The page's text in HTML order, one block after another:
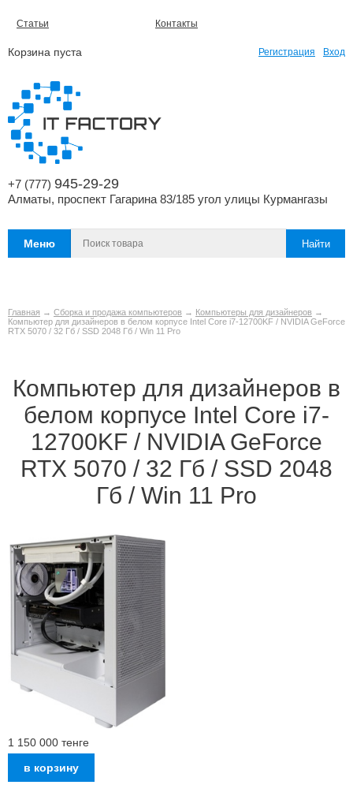
Статьи Контакты
Корзина пуста Регистрация Вход
+7 (777) 945-29-29
Алматы, проспект Гагарина 83/185 угол улицы Курмангазы
Меню
Главная → Сборка и продажа компьютеров → Компьютеры для дизайнеров →
Компьютер для дизайнеров в белом корпусе Intel Core i7-12700KF / NVIDIA GeForce
RTX 5070 / 32 Гб / SSD 2048 Гб / Win 11 Pro
Компьютер для дизайнеров в
белом корпусе Intel Core i7-
12700KF / NVIDIA GeForce
RTX 5070 / 32 Гб / SSD 2048
Гб / Win 11 Pro
1 150 000 тенге